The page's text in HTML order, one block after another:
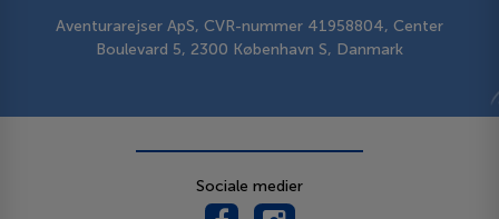
Aventurarejser ApS, CVR-nummer 41958804, Center
Boulevard 5, 2300 København S, Danmark
Sociale medier